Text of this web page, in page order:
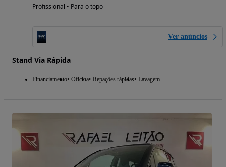
Profissional • Para o topo
Ver anúncios
Stand Via Rápida
Financiamento Oficina Repações rápidas Lavagem